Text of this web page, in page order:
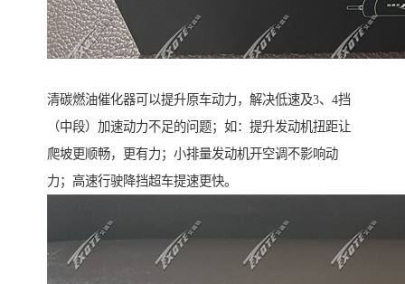
清碳燃油催化器可以提升原车动力，解决低速及3、4挡
（中段）加速动力不足的问题；如：提升发动机扭距让
爬坡更顺畅，更有力；小排量发动机开空调不影响动
力；高速行驶降挡超车提速更快。